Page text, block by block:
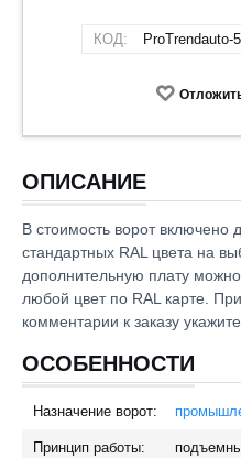
КОД: ProTrendauto-
ОПИСАНИЕ
В стоимость ворот включено
стандартных RAL цвета на
дополнительную плату можно
любой цвет по RAL карте.
комментарии к заказу
ОСОБЕННОСТИ
Назначение ворот:
Принцип работы: